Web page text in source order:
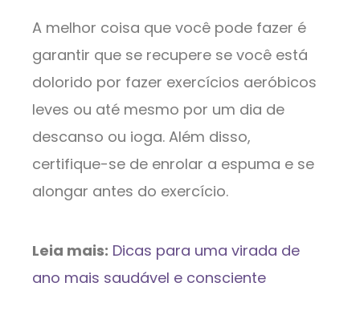
A melhor coisa que você pode fazer é
garantir que se recupere se você está
dolorido por fazer exercícios aeróbicos
leves ou até mesmo por um dia de
descanso ou ioga. Além disso,
certifique-se de enrolar a espuma e se
alongar antes do exercício.
Leia mais: Dicas para uma virada de
ano mais saudável e consciente